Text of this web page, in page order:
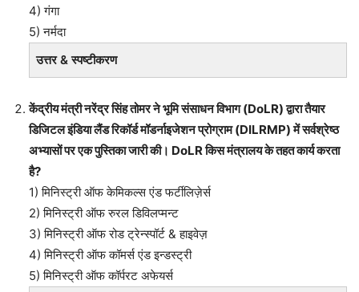
4) गंगा
5) नर्मदा
उत्तर & स्पष्टीकरण
केंद्रीय मंत्री नरेंद्र सिंह तोमर ने भूमि संसाधन विभाग (DoLR) द्वारा तैयार
डिजिटल इंडिया लैंड रिकॉर्ड मॉडर्नाइजेशन प्रोग्राम (DILRMP) में सर्वश्रेष्ठ
अभ्यासों पर एक पुस्तिका जारी की। DoLR किस मंत्रालय के तहत कार्य करता
है?
1) मिनिस्ट्री ऑफ केमिकल्स एंड फर्टीलिज़ेर्स
2) मिनिस्ट्री ऑफ रुरल डिविलप्मन्ट
3) मिनिस्ट्री ऑफ रोड ट्रेन्स्पॉर्ट & हाइवेज़
4) मिनिस्ट्री ऑफ कॉमर्स एंड इन्डस्ट्री
5) मिनिस्ट्री ऑफ कॉर्परट अफेयर्स